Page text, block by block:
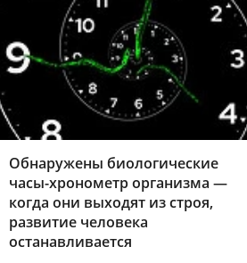
Обнаружены биологические
часы-хронометр организма —
когда они выходят из строя,
развитие человека
останавливается